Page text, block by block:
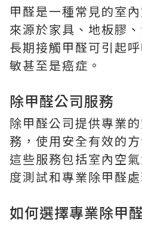
甲醛是一種常見的室
來源於家具、地板膠
長期接觸甲醛可引起
敏甚至是癌症。
除甲醛公司服務
除甲醛公司提供專業
務，使用安全有效的
這些服務包括室內空
度測試和專業除甲醛處
如何選擇專業除甲